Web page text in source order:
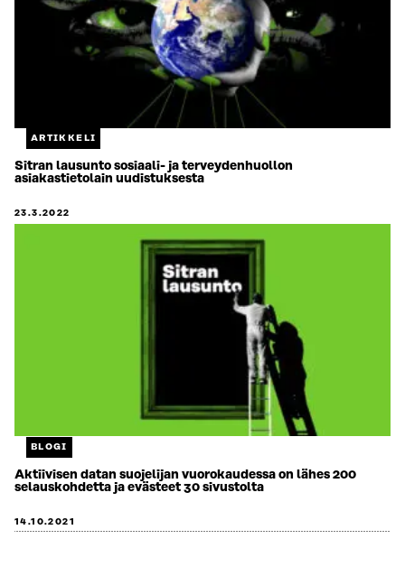
ARTIKKELI
Sitran lausunto sosiaali- ja terveydenhuollon
asiakastietolain uudistuksesta
23.3.2022
BLOGI
Aktiivisen datan suojelijan vuorokaudessa on lähes 200
selauskohdetta ja evästeet 30 sivustolta
14.10.2021